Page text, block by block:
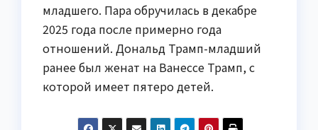
младшего. Пара обручилась в декабре
2025 года после примерно года
отношений. Дональд Трамп-младший
ранее был женат на Ванессе Трамп, с
которой имеет пятеро детей.